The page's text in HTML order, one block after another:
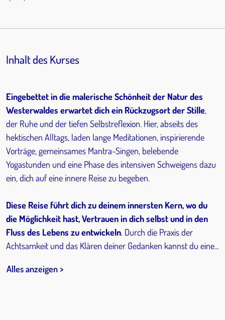
Inhalt des Kurses
Eingebettet in die malerische Schönheit der Natur des
Westerwaldes erwartet dich ein Rückzugsort der Stille,
der Ruhe und der tiefen Selbstreflexion. Hier, abseits des
hektischen Alltags, laden lange Meditationen, inspirierende
Vorträge, gemeinsames Mantra-Singen, belebende
Yogastunden und eine Phase des intensiven Schweigens dazu
ein, dich auf eine innere Reise zu begeben.
Diese Reise führt dich zu deinem innersten Kern, wo du
die Möglichkeit hast, Vertrauen in dich selbst und in den
Fluss des Lebens zu entwickeln. Durch die Praxis der
Achtsamkeit und das Klären deiner Gedanken kannst du eine...
Alles anzeigen >